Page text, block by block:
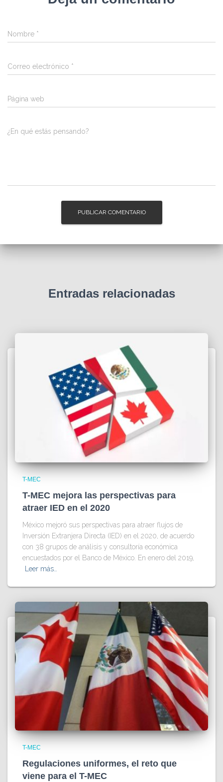
Nombre *
Correo electrónico *
Página web
¿En qué estás pensando?
Entradas relacionadas
T-MEC
T-MEC mejora las perspectivas para
atraer IED en el 2020
México mejoró sus perspectivas para atraer flujos de
Inversión Extranjera Directa (IED) en el 2020, de acuerdo
con 38 grupos de análisis y consultoría económica
encuestados por el Banco de México. En enero del 2019,
Leer más…
T-MEC
Regulaciones uniformes, el reto que
viene para el T-MEC